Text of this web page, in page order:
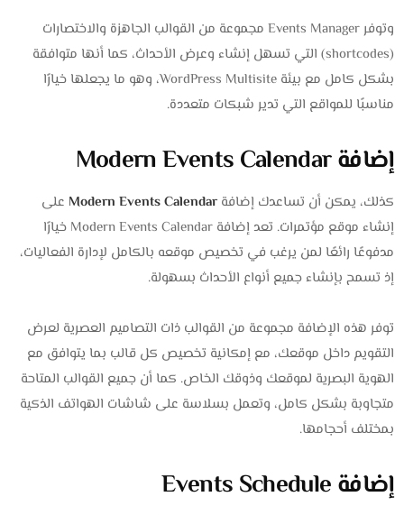
وتوفر Events Manager مجموعة من القوالب الجاهزة والاختصارات
(shortcodes) التي تسهل إنشاء وعرض الأحداث، كما أنها متوافقة
بشكل كامل مع بيئة WordPress Multisite، وهو ما يجعلها خيارًا
مناسبًا للمواقع التي تدير شبكات متعددة.
إضافة Modern Events Calendar
كذلك، يمكن أن تساعدك إضافةModern Events Calendar على
إنشاء موقع مؤتمرات. تعد إضافة Modern Events Calendar خيارًا
مدفوعًا رائعًا لمن يرغب في تخصيص موقعه بالكامل لإدارة الفعاليات،
إذ تسمح بإنشاء جميع أنواع الأحداث بسهولة.
توفر هذه الإضافة مجموعة من القوالب ذات التصاميم العصرية لعرض
التقويم داخل موقعك، مع إمكانية تخصيص كل قالب بما يتوافق مع
الهوية البصرية لموقعك وذوقك الخاص. كما أن جميع القوالب المتاحة
متجاوبة بشكل كامل، وتعمل بسلاسة على شاشات الهواتف الذكية
بمختلف أحجامها.
إضافة Events Schedule